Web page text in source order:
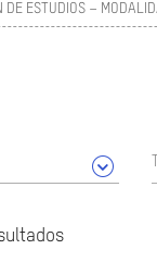
DE ESTUDIOS –